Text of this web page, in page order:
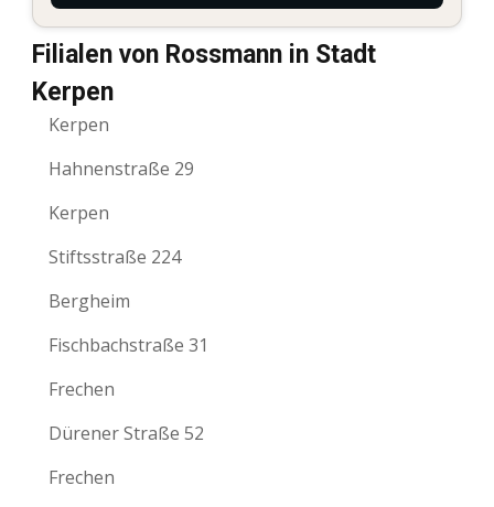
Filialen von Rossmann in Stadt
Kerpen
Kerpen
Hahnenstraße 29
Kerpen
Stiftsstraße 224
Bergheim
Fischbachstraße 31
Frechen
Dürener Straße 52
Frechen